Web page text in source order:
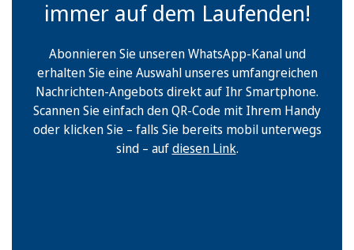
immer auf dem Laufenden!
Abonnieren Sie unseren WhatsApp-Kanal und
erhalten Sie eine Auswahl unseres umfangreichen
Nachrichten-Angebots direkt auf Ihr Smartphone.
Scannen Sie einfach den QR-Code mit Ihrem Handy
oder klicken Sie – falls Sie bereits mobil unterwegs
sind – aufdiesen Link.